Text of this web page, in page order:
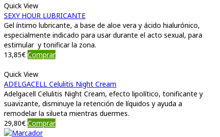
Quick View
SEXY HOUR LUBRICANTE
Gel íntimo lubricante, a base de aloe vera y ácido hialurónico,
especialmente indicado para usar durante el acto sexual, para
estimular y tonificar la zona.
13,85€ Comprar
Quick View
ADELGACELL Celulitis Night Cream
Adelgacell Celulitis Night Cream, efecto lipolítico, tonificante y
suavizante, disminuye la retención de líquidos y ayuda a
remodelar la silueta mientras duermes.
29,80€ Comprar